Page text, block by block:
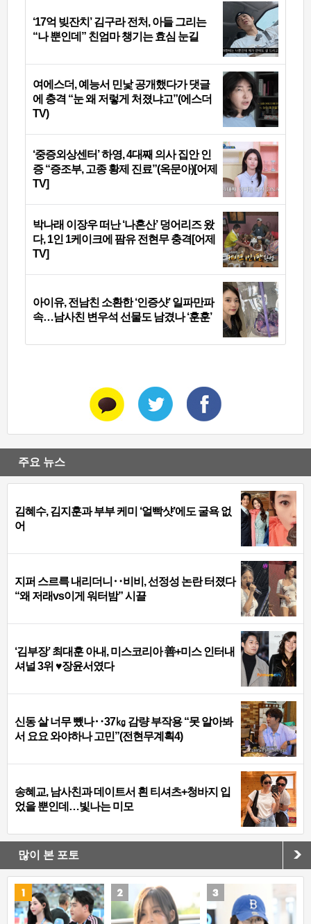
‘17억 빚잔치’ 김구라 전처, 아들 그리는
“나 뿐인데” 친엄마 챙기는 효심 눈길
여에스더, 예능서 민낯 공개했다가 댓글
에 충격 “눈 왜 저렇게 처졌냐고”(에스더
TV)
‘중증외상센터’ 하영, 4대째 의사 집안 인
증 “증조부, 고종 황제 진료”(옥문아)[어제
TV]
박나래 이장우 떠난 ‘나혼산’ 덩어리즈 왔
다, 1인 1케이크에 팜유 전현무 충격[어제
TV]
아이유, 전남친 소환한 ‘인증샷’ 일파만파
속…남사친 변우석 선물도 남겼나 ‘훈훈’
주요 뉴스
김혜수, 김지훈과 부부 케미 ‘얼빡샷’에도 굴욕 없
어
지퍼 스르륵 내리더니‥비비, 선정성 논란 터졌다
“왜 저래vs이게 워터밤” 시끌
‘김부장’ 최대훈 아내, 미스코리아 善+미스 인터내
셔널 3위 ♥장윤서였다
신동 살 너무 뺐나‥37㎏ 감량 부작용 “못 알아봐
서 요요 와야하나 고민”(전현무계획4)
송혜교, 남사친과 데이트서 흰 티셔츠+청바지 입
었을 뿐인데…빛나는 미모
많이 본 포토